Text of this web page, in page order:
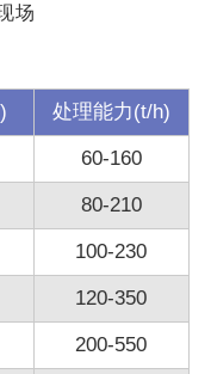
场
处理能力(t/h)
60-160
80-210
100-230
120-350
200-550